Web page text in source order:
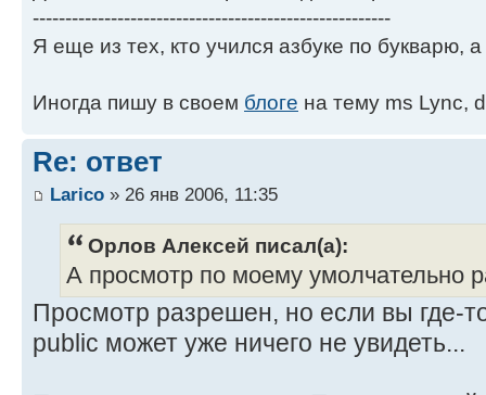
-------------------------------------------------------
Я еще из тех, кто учился азбуке по букварю,
Иногда пишу в своем блоге на тему ms Lync,
Re: ответ
Larico » 26 янв 2006, 11:35
Орлов Алексей писал(а):
А просмотр по моему умолчательно
Просмотр разрешен, но если вы где-
public может уже ничего не увидеть...